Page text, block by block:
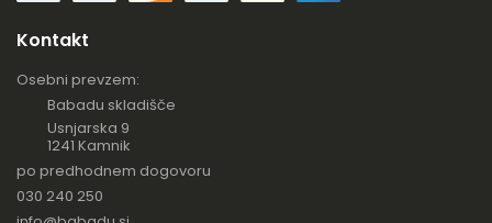
Kontakt
Osebni prevzem:
Babadu skladišče
Usnjarska 9
1241 Kamnik
po predhodnem dogovoru
030 240 250